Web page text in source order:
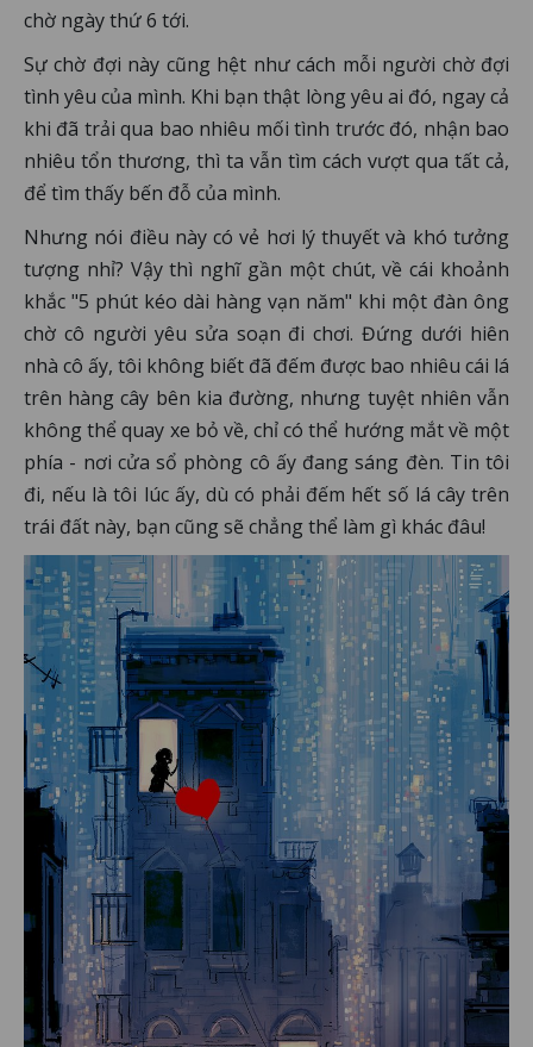
chờ ngày thứ 6 tới.
Sự chờ đợi này cũng hệt như cách mỗi người chờ đợi
tình yêu của mình. Khi bạn thật lòng yêu ai đó, ngay cả
khi đã trải qua bao nhiêu mối tình trước đó, nhận bao
nhiêu tổn thương, thì ta vẫn tìm cách vượt qua tất cả,
để tìm thấy bến đỗ của mình.
Nhưng nói điều này có vẻ hơi lý thuyết và khó tưởng
tượng nhỉ? Vậy thì nghĩ gần một chút, về cái khoảnh
khắc "5 phút kéo dài hàng vạn năm" khi một đàn ông
chờ cô người yêu sửa soạn đi chơi. Đứng dưới hiên
nhà cô ấy, tôi không biết đã đếm được bao nhiêu cái lá
trên hàng cây bên kia đường, nhưng tuyệt nhiên vẫn
không thể quay xe bỏ về, chỉ có thể hướng mắt về một
phía - nơi cửa sổ phòng cô ấy đang sáng đèn. Tin tôi
đi, nếu là tôi lúc ấy, dù có phải đếm hết số lá cây trên
trái đất này, bạn cũng sẽ chẳng thể làm gì khác đâu!